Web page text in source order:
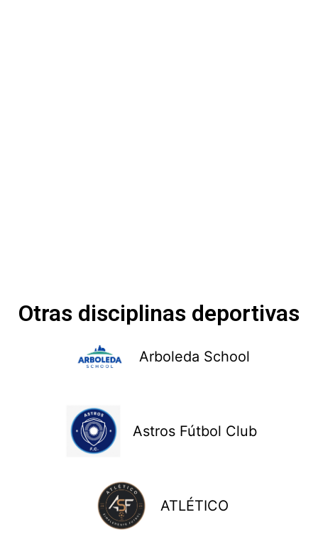
Otras disciplinas deportivas
Arboleda School
Astros Fútbol Club
ATLÉTICO